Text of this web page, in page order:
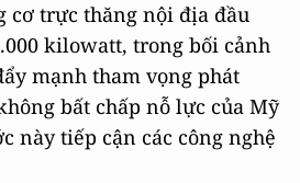
cơ trực thăng nội địa đầu
kilowatt, trong bối cảnh
mạnh tham vọng phát
bất chấp nỗ lực của Mỹ
này tiếp cận các công nghệ